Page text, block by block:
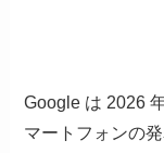
Google は 2026
マートフォンの